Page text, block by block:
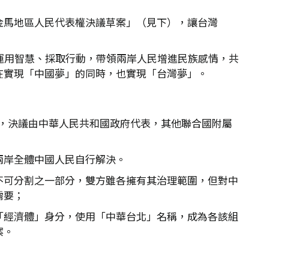
地區人民代表權決議草案」（見下），讓台灣
智慧、採取行動，帶領兩岸人民增進民族感情，共
現「中國夢」的同時，也實現「台灣夢」。
決議由中華人民共和國政府代表，其他聯合國附屬
全體中國人民自行解決。
分割之一部分，雙方雖各擁有其治理範圍，但對中
；
濟體」身分，使用「中華台北」名稱，成為各該組